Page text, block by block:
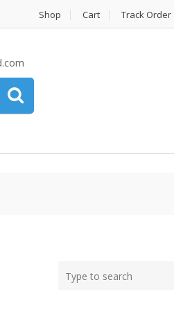
Shop Cart Track Order
your